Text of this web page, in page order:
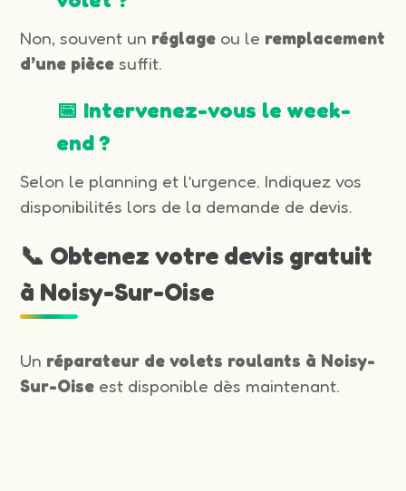
Non, souvent un réglage ou le remplacement
d’une pièce suffit.
📅 Intervenez-vous le week-
end ?
Selon le planning et l’urgence. Indiquez vos
disponibilités lors de la demande de devis.
📞 Obtenez votre devis gratuit
à Noisy-Sur-Oise
Un réparateur de volets roulants à Noisy-
Sur-Oise est disponible dès maintenant.